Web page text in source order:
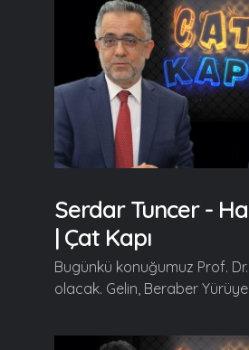
Serdar Tuncer -
| Çat Kapı
Bugünkü konuğumuz Prof.
olacak. Gelin, Beraber